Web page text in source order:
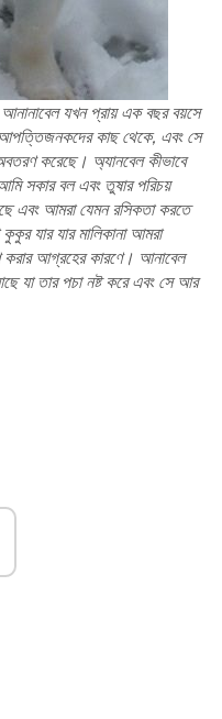
যখন প্রায় এক বছর বয়সে
আপত্তিজনকদের কাছ থেকে, এবং সে
করেছে। অ্যানবেল কীভাবে
সকার বল এবং তুষার পরিচয়
এবং আমরা যেমন রসিকতা করতে
যার যার মালিকানা আমরা
আগ্রহের কারণে। আনাবেল
যা তার পচা নষ্ট করে এবং সে আর